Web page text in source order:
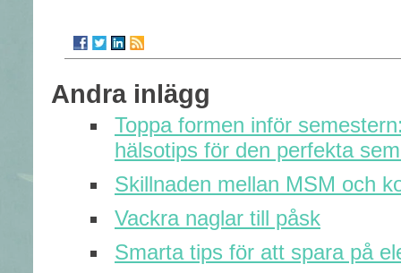
Andra inlägg
Toppa formen inför
hälsotips för den perfekta
Skillnaden mellan MSM och
Vackra naglar till påsk
Smarta tips för att spara på